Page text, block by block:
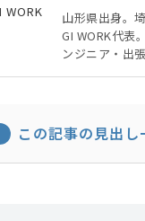
山形県出身。
GI WORK代表
ンジニア・出
この記事の見出し